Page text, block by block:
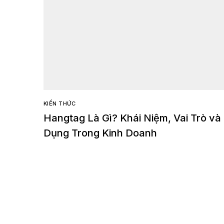
KIẾN THỨC
Hangtag Là Gì? Khái Niệm, Vai Trò và
Dụng Trong Kinh Doanh